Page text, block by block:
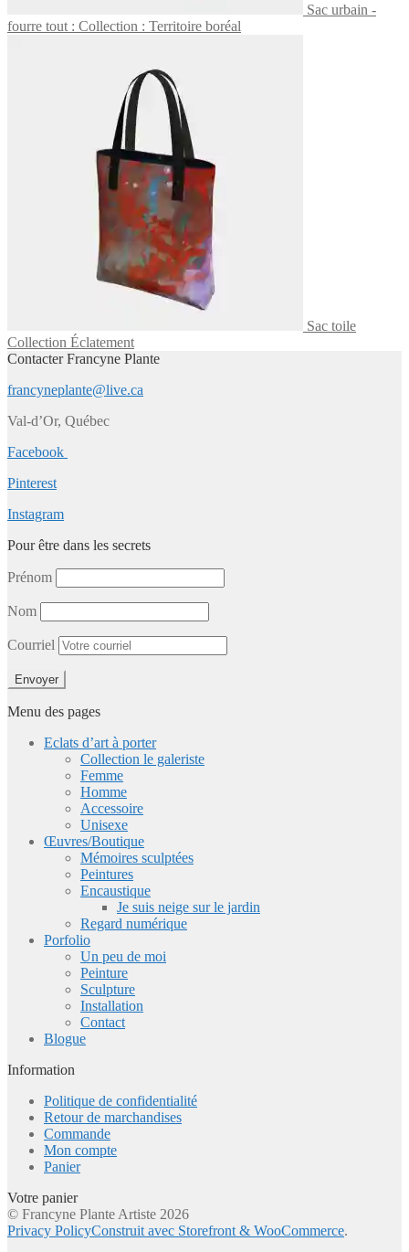
Sac urbain -
fourre tout : Collection : Territoire boréal
Sac toile
Collection Éclatement
Contacter Francyne Plante
francyneplante@live.ca
Val-d’Or, Québec
Facebook
Pinterest
Instagram
Pour être dans les secrets
Prénom
Nom
Courriel
Menu des pages
Eclats d’art à porter
Collection le galeriste
Femme
Homme
Accessoire
Unisexe
Œuvres/Boutique
Mémoires sculptées
Peintures
Encaustique
Je suis neige sur le jardin
Regard numérique
Porfolio
Un peu de moi
Peinture
Sculpture
Installation
Contact
Blogue
Information
Politique de confidentialité
Retour de marchandises
Commande
Mon compte
Panier
Votre panier
© Francyne Plante Artiste 2026
Privacy PolicyConstruit avec Storefront & WooCommerce.